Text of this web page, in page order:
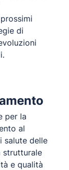
di
per la
al
salute delle
strutturale
e qualità